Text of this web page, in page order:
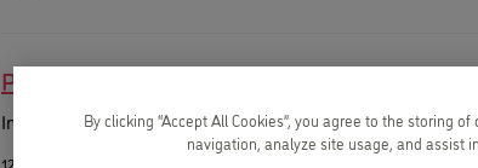
Passez votre été avec Kids&Us !
Inscrivez-vous à nos stages d'été !
By clicking “Accept All Cookies”, you agree to the storing
navigation, analyze site usage, and assist